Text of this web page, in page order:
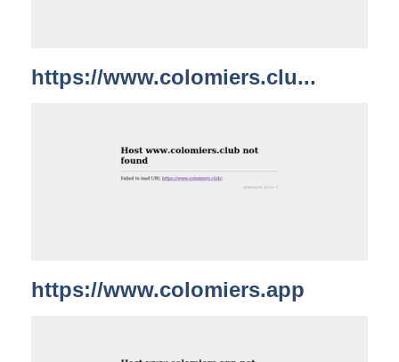
https://www.colomiers.clu...
https://www.colomiers.app